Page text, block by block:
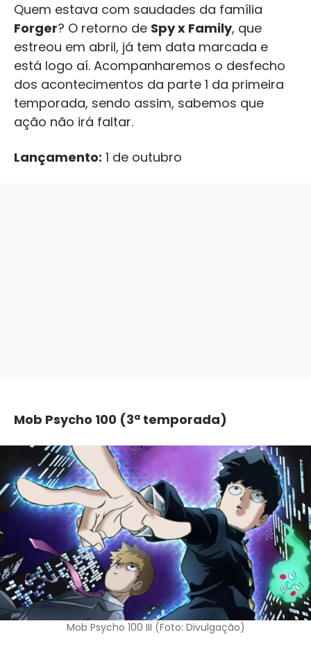
Quem estava com saudades da família
Forger? O retorno de Spy x Family, que
estreou em abril, já tem data marcada e
está logo aí. Acompanharemos o desfecho
dos acontecimentos da parte 1 da primeira
temporada, sendo assim, sabemos que
ação não irá faltar.
Lançamento: 1 de outubro
Mob Psycho 100 (3ª temporada)
Mob Psycho 100 III (Foto: Divulgação)